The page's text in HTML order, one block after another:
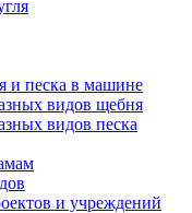
и песка в машине
видов щебня
видов песка
и учреждений